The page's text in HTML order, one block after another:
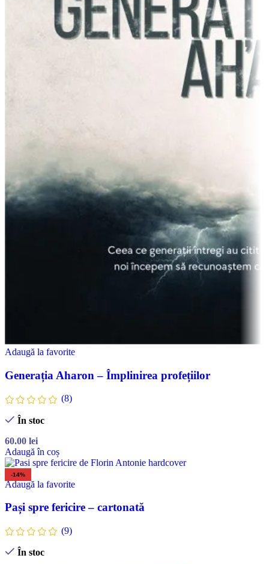
Adaugă la favorite
Generația Aharon – Împlinirea profețiilor
(8)
În stoc
60.00 lei
Adaugă în coș
-14%
Adaugă la favorite
Pași spre fericire – cartonată
(9)
În stoc